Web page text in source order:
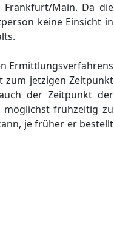
Main. Da die
keine Einsicht in
Ermittlungsverfahrens
zum jetzigen Zeitpunkt
der Zeitpunkt der
möglichst frühzeitig zu
je früher er bestellt